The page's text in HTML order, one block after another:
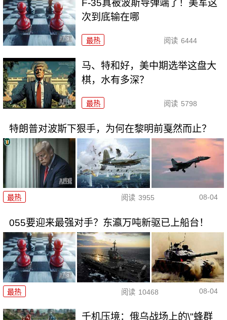
F-35真被波斯导弹端了！美军这
次到底输在哪
最热 阅读 6444
马、特和好，美中期选举这盘大
棋，水有多深？
最热 阅读 5798
特朗普对波斯下狠手，为何在黎明前戛然而止？
最热 阅读 3955 08-04
055要迎来最强对手？东瀛万吨新驱已上船台！
最热 阅读 10468 08-04
千机压境：俄乌战场上的\"蜂群